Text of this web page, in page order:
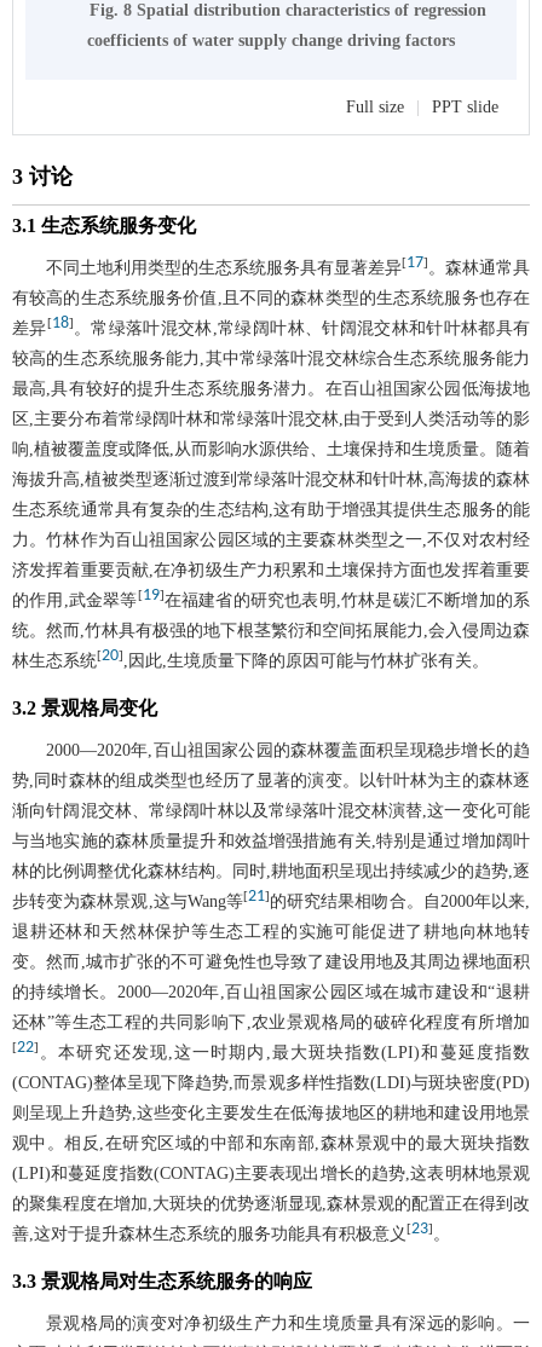
Fig. 8 Spatial distribution characteristics of regression
coefficients of water supply change driving factors
Full size PPT slide
3 讨论
3.1 生态系统服务变化
不同土地利用类型的生态系统服务具有显著差异[17] 。森林通常具
有较高的生态系统服务价值,且不同的森林类型的生态系统服务也存在
差异[18] 。常绿落叶混交林,常绿阔叶林、针阔混交林和针叶林都具有
较高的生态系统服务能力,其中常绿落叶混交林综合生态系统服务能力
最高,具有较好的提升生态系统服务潜力。在百山祖国家公园低海拔地
区,主要分布着常绿阔叶林和常绿落叶混交林,由于受到人类活动等的影
响,植被覆盖度或降低,从而影响水源供给、土壤保持和生境质量。随着
海拔升高,植被类型逐渐过渡到常绿落叶混交林和针叶林,高海拔的森林
生态系统通常具有复杂的生态结构,这有助于增强其提供生态服务的能
力。竹林作为百山祖国家公园区域的主要森林类型之一,不仅对农村经
济发挥着重要贡献,在净初级生产力积累和土壤保持方面也发挥着重要
的作用,武金翠等[19]在福建省的研究也表明,竹林是碳汇不断增加的系
统。然而,竹林具有极强的地下根茎繁衍和空间拓展能力,会入侵周边森
林生态系统[20] ,因此,生境质量下降的原因可能与竹林扩张有关。
3.2 景观格局变化
2000—2020年,百山祖国家公园的森林覆盖面积呈现稳步增长的趋
势,同时森林的组成类型也经历了显著的演变。以针叶林为主的森林逐
渐向针阔混交林、常绿阔叶林以及常绿落叶混交林演替,这一变化可能
与当地实施的森林质量提升和效益增强措施有关,特别是通过增加阔叶
林的比例调整优化森林结构。同时,耕地面积呈现出持续减少的趋势,逐
步转变为森林景观,这与Wang等[21] 的研究结果相吻合。自2000年以来,
退耕还林和天然林保护等生态工程的实施可能促进了耕地向林地转
变。然而,城市扩张的不可避免性也导致了建设用地及其周边裸地面积
的持续增长。2000—2020年,百山祖国家公园区域在城市建设和“退耕
还林”等生态工程的共同影响下,农业景观格局的破碎化程度有所增加
[22] 。本研究还发现,这一时期内,最大斑块指数(LPI)和蔓延度指数
(CONTAG)整体呈现下降趋势,而景观多样性指数(LDI)与斑块密度(PD)
则呈现上升趋势,这些变化主要发生在低海拔地区的耕地和建设用地景
观中。相反,在研究区域的中部和东南部,森林景观中的最大斑块指数
(LPI)和蔓延度指数(CONTAG)主要表现出增长的趋势,这表明林地景观
的聚集程度在增加,大斑块的优势逐渐显现,森林景观的配置正在得到改
善,这对于提升森林生态系统的服务功能具有积极意义 [23] 。
3.3 景观格局对生态系统服务的响应
景观格局的演变对净初级生产力和生境质量具有深远的影响。一